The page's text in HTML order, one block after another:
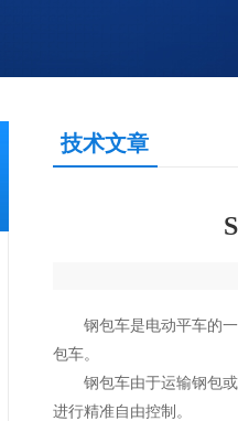
技术文章
钢包车是电动平车的一
包车。
钢包车由于运输钢包或
进行精准自由控制。